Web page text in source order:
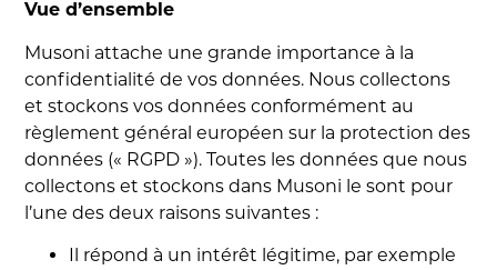
Vue d’ensemble
Musoni attache une grande importance à la
confidentialité de vos données. Nous collectons
et stockons vos données conformément au
règlement général européen sur la protection des
données (« RGPD »). Toutes les données que nous
collectons et stockons dans Musoni le sont pour
l’une des deux raisons suivantes :
Il répond à un intérêt légitime, par exemple